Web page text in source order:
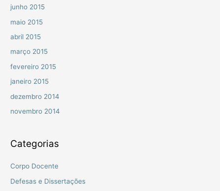
junho 2015
maio 2015
abril 2015
março 2015
fevereiro 2015
janeiro 2015
dezembro 2014
novembro 2014
Categorias
Corpo Docente
Defesas e Dissertações